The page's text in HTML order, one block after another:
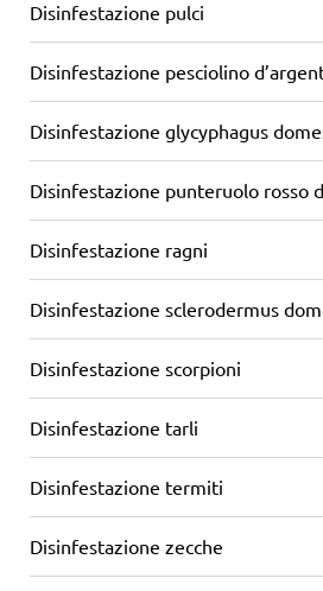
Disinfestazione pulci
Disinfestazione pesciolino
Disinfestazione glycyphagus
Disinfestazione punteruolo rosso
Disinfestazione ragni
Disinfestazione sclerodermus
Disinfestazione scorpioni
Disinfestazione tarli
Disinfestazione termiti
Disinfestazione zecche